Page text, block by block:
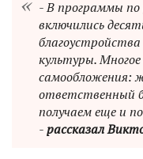
- В программы
включились
культуры.
самообложения:
ответственный
получаем еще и
-рассказал